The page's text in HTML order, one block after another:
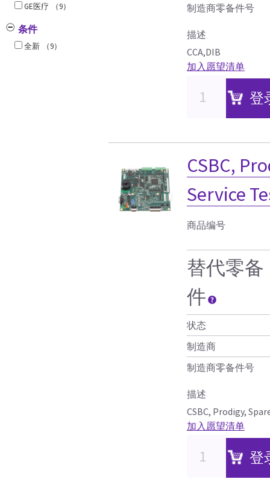
GE医疗 （9）
条件
全新 （9）
制造商零备件号
描述
CCA,DIB
加入愿望清单
登
CSBC,
Service
商品编号
替代零备
件
状态
制造商
制造商零备件号
描述
CSBC, Prodigy,
加入愿望清单
登